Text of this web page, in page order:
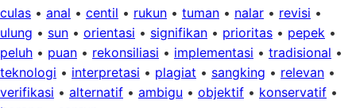
culas • anal • centil • rukun • tuman • nalar • revisi •
ulung • sun • orientasi • signifikan • prioritas • pepek •
peluh • puan • rekonsiliasi • implementasi • tradisional •
teknologi • interpretasi • plagiat • sangking • relevan •
verifikasi • alternatif • ambigu • objektif • konservatif •